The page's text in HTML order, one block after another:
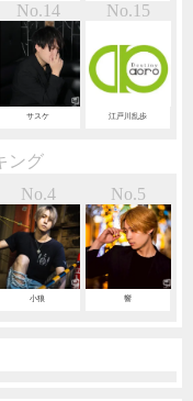
No.14
サスケ
No.15
江戸川乱歩
ング
No.4
小狼
No.5
響